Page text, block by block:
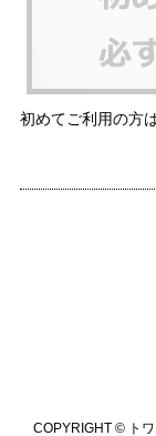
初めてご利用の方
COPYRIGHT © ト